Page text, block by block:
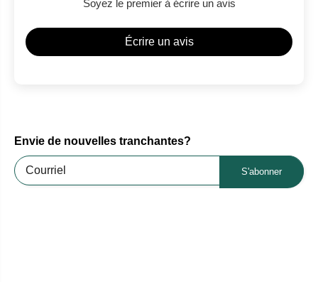
Soyez le premier à écrire un avis
Écrire un avis
Envie de nouvelles tranchantes?
S'abonner